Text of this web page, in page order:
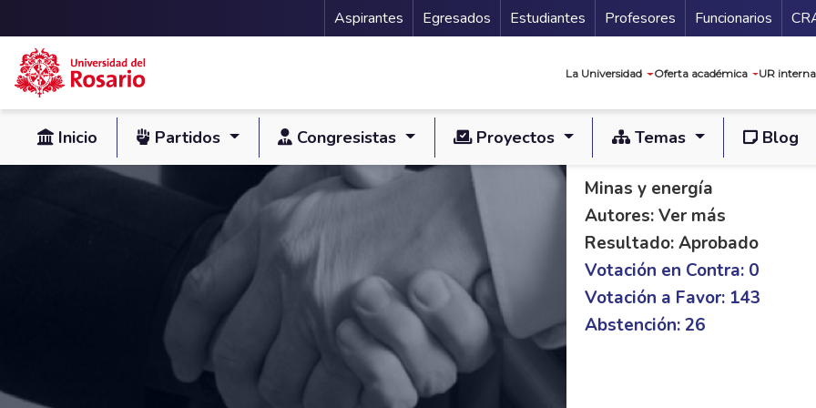
Pasar al contenido principal
Menu Secundario
Aspirantes Egresados Estudiantes Profesores Funcionarios
La Universidad Oferta académica UR
Inicio Partidos Congresistas Proyectos Temas Blog
PL C 398/19 S 133/
Minas y energía
Autores: Ver más
Resultado: Aprobado
Votación en Contra: 0
Votación a Favor: 143
Abstención: 26